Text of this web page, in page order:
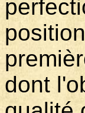
dont